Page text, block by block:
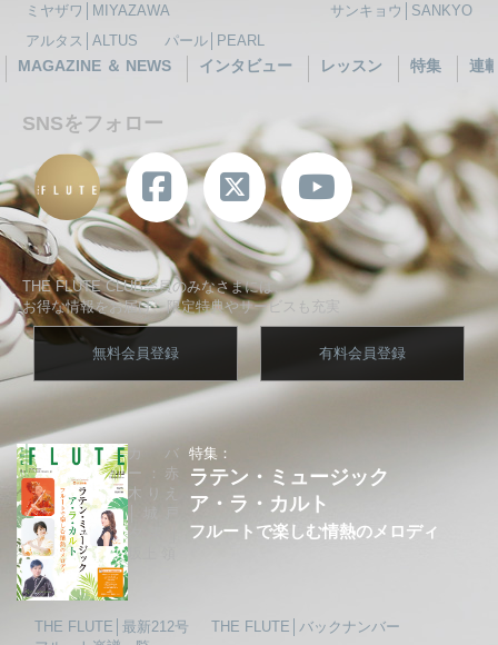
ミヤザワ│MIYAZAWA
サンキョウ│SANKYO
アルタス│ALTUS
パール│PEARL
MAGAZINE ＆ NEWS インタビュー レッスン 特集 連
SNSをフォロー
THE FLUTE CLUB会員のみなさまには、
お得な情報をお届け、限定特典やサービスも充実
無料会員登録 有料会員登録
特集：
ラテン・ミュージック
ア・ラ・カルト
フルートで楽しむ情熱のメロディ
カバ
ー：赤
木りえ
THE FLUTE│最新212号
THE FLUTE│バックナンバー